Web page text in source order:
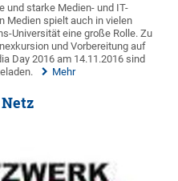
und starke Medien- und IT-
Medien spielt auch in vielen
Universität eine große Rolle. Zu
und Vorbereitung auf
Day 2016 am 14.11.2016 sind
Mehr